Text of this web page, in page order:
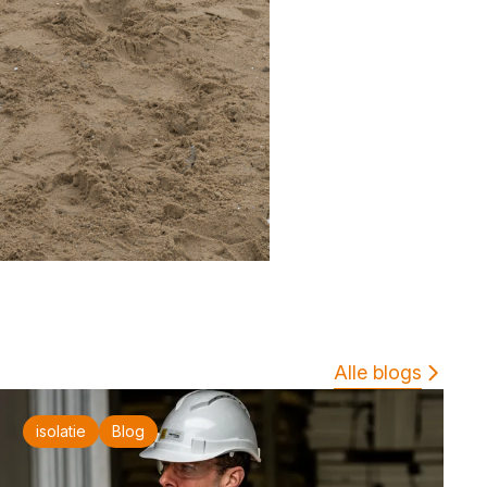
Alle blogs
isolatie Blog